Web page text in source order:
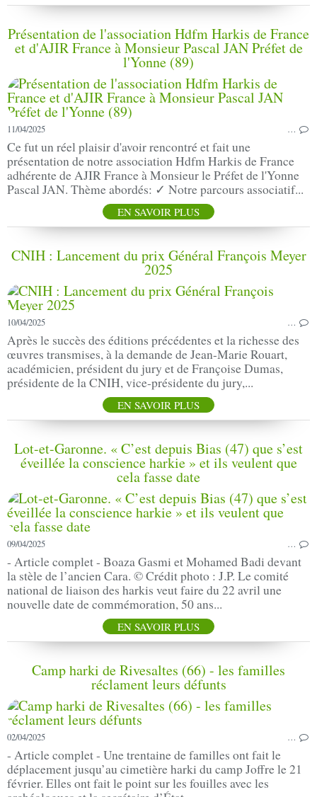
Présentation de l'association Hdfm Harkis de France
et d'AJIR France à Monsieur Pascal JAN Préfet de
l'Yonne (89)
11/04/2025 …
Ce fut un réel plaisir d'avoir rencontré et fait une
présentation de notre association Hdfm Harkis de France
adhérente de AJIR France à Monsieur le Préfet de l'Yonne
Pascal JAN. Thème abordés: ✓ Notre parcours associatif...
EN SAVOIR PLUS
CNIH : Lancement du prix Général François Meyer
2025
10/04/2025 …
Après le succès des éditions précédentes et la richesse des
œuvres transmises, à la demande de Jean-Marie Rouart,
académicien, président du jury et de Françoise Dumas,
présidente de la CNIH, vice-présidente du jury,...
EN SAVOIR PLUS
Lot-et-Garonne. « C’est depuis Bias (47) que s’est
éveillée la conscience harkie » et ils veulent que
cela fasse date
09/04/2025 …
- Article complet - Boaza Gasmi et Mohamed Badi devant
la stèle de l’ancien Cara. © Crédit photo : J.P. Le comité
national de liaison des harkis veut faire du 22 avril une
nouvelle date de commémoration, 50 ans...
EN SAVOIR PLUS
Camp harki de Rivesaltes (66) - les familles
réclament leurs défunts
02/04/2025 …
- Article complet - Une trentaine de familles ont fait le
déplacement jusqu’au cimetière harki du camp Joffre le 21
février. Elles ont fait le point sur les fouilles avec les